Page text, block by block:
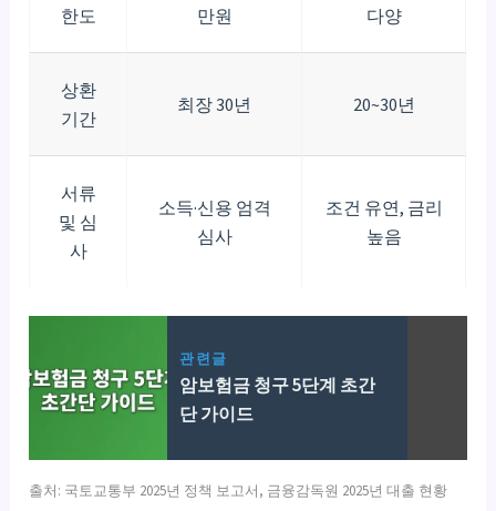
한도
만원
다양
상환
기간
최장 30년 20~30년
서류
및 심
사
소득·신용 엄격
심사
조건 유연, 금리
높음
관련글
암보험금 청구 5단계 초간
단 가이드
출처: 국토교통부 2025년 정책 보고서, 금융감독원 2025년 대출 현황